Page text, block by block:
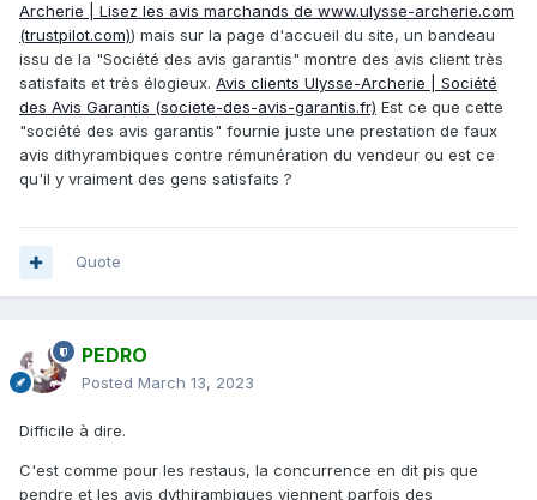
Archerie | Lisez les avis marchands de www.ulysse-archerie.com
(trustpilot.com)) mais sur la page d'accueil du site, un bandeau
issu de la "Société des avis garantis" montre des avis client très
satisfaits et très élogieux. Avis clients Ulysse-Archerie | Société
des Avis Garantis (societe-des-avis-garantis.fr) Est ce que cette
"société des avis garantis" fournie juste une prestation de faux
avis dithyrambiques contre rémunération du vendeur ou est ce
qu'il y vraiment des gens satisfaits ?
Quote
PEDRO
Posted March 13, 2023
Difficile à dire.
C'est comme pour les restaus, la concurrence en dit pis que
pendre et les avis dythirambiques viennent parfois des